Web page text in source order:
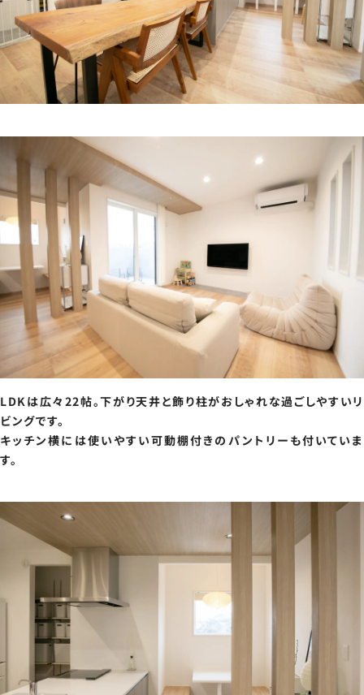
LDKは広々22帖。下がり天井と飾り柱がおしゃれな過ごしやすいリ
ビングです。
キッチン横には使いやすい可動棚付きのパントリーも付いていま
す。